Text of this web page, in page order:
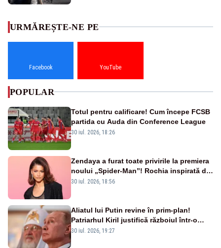
URMĂREȘTE-NE PE
Facebook YouTube
POPULAR
Totul pentru calificare! Cum începe FCSB
partida cu Auda din Conference League
30 iul. 2026, 18:26
Zendaya a furat toate privirile la premiera
noului „Spider-Man”! Rochia inspirată de
pânza de păianjen a făcut senzație
30 iul. 2026, 18:56
Aliatul lui Putin revine în prim-plan!
Patriarhul Kiril justifică războiul într-o
nouă carte
30 iul. 2026, 19:27